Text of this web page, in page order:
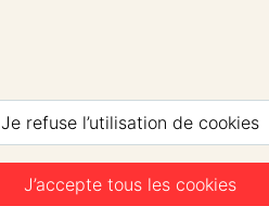
Je refuse l’utilisation de cookies
J’accepte tous les cookies